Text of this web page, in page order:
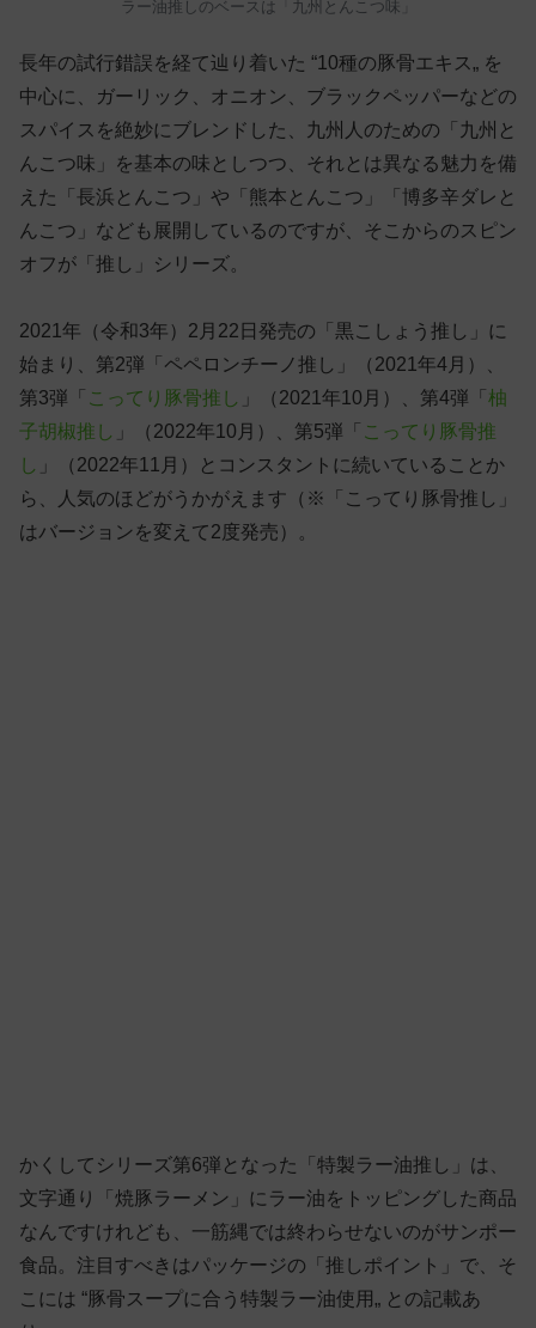
ラー油推しのベースは「九州とんこつ味」
長年の試行錯誤を経て辿り着いた “10種の豚骨エキス„ を
中心に、ガーリック、オニオン、ブラックペッパーなどの
スパイスを絶妙にブレンドした、九州人のための「九州と
んこつ味」を基本の味としつつ、それとは異なる魅力を備
えた「長浜とんこつ」や「熊本とんこつ」「博多辛ダレと
んこつ」なども展開しているのですが、そこからのスピン
オフが「推し」シリーズ。
2021年（令和3年）2月22日発売の「黒こしょう推し」に
始まり、第2弾「ペペロンチーノ推し」（2021年4月）、
第3弾「 こってり豚骨推し 」（2021年10月）、第4弾「 柚
子胡椒推し 」（2022年10月）、第5弾「 こってり豚骨推
し 」（2022年11月）とコンスタントに続いていることか
ら、人気のほどがうかがえます（※「こってり豚骨推し」
はバージョンを変えて2度発売）。
かくしてシリーズ第6弾となった「特製ラー油推し」は、
文字通り「焼豚ラーメン」にラー油をトッピングした商品
なんですけれども、一筋縄では終わらせないのがサンポー
食品。注目すべきはパッケージの「推しポイント」で、そ
こには “豚骨スープに合う特製ラー油使用„ との記載あ